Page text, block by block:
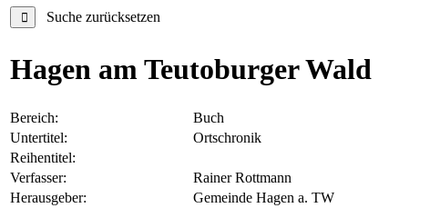
Suche zurücksetzen
Hagen am Teutoburger Wald
Bereich:
Buch
Untertitel:
Ortschronik
Reihentitel:
Verfasser:
Rainer Rottmann
Herausgeber:
Gemeinde Hagen a. TW